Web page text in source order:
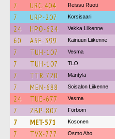
7 URC-404 Reissu Ruoti
7 URP-207 Korsisaari
24 HPO-624 Vekka Liikenne
60 ASE-399 Kainuun Liikenne
7 TUH-107 Vesma
7 TUH-107 TLO
7 TTR-720 Mäntylä
7 MEN-688 Soisalon Liikenne
24 TUE-677 Vesma
7 ZBP-807 Förbom
7 MET-571 Kosonen
7 TVX-777 Osmo Aho